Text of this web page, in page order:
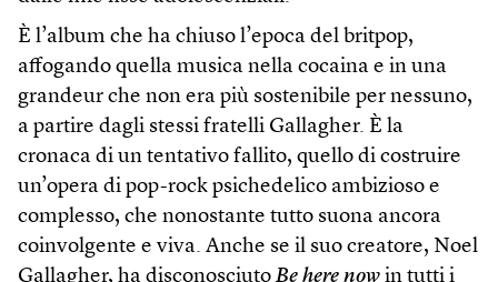
È l’album che ha chiuso l’epoca del britpop,
affogando quella musica nella cocaina e in una
grandeur che non era più sostenibile per nessuno,
a partire dagli stessi fratelli Gallagher. È la
cronaca di un tentativo fallito, quello di costruire
un’opera di pop-rock psichedelico ambizioso e
complesso, che nonostante tutto suona ancora
coinvolgente e viva. Anche se il suo creatore, Noel
Gallagher, ha disconosciuto Be here now in tutti i